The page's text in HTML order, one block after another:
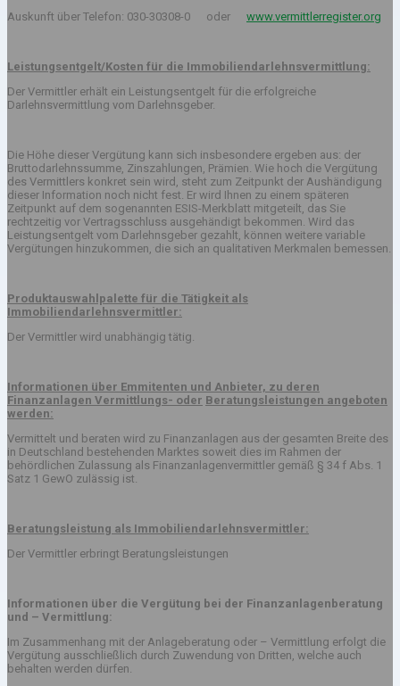
Auskunft über Telefon: 030-30308-0 oder www.vermittlerregister.org
Leistungsentgelt/Kosten für die Immobiliendarlehnsvermittlung:
Der Vermittler erhält ein Leistungsentgelt für die erfolgreiche
Darlehnsvermittlung vom Darlehnsgeber.
Die Höhe dieser Vergütung kann sich insbesondere ergeben aus: der
Bruttodarlehnssumme, Zinszahlungen, Prämien. Wie hoch die Vergütung
des Vermittlers konkret sein wird, steht zum Zeitpunkt der Aushändigung
dieser Information noch nicht fest. Er wird Ihnen zu einem späteren
Zeitpunkt auf dem sogenannten ESIS-Merkblatt mitgeteilt, das Sie
rechtzeitig vor Vertragsschluss ausgehändigt bekommen. Wird das
Leistungsentgelt vom Darlehnsgeber gezahlt, können weitere variable
Vergütungen hinzukommen, die sich an qualitativen Merkmalen bemessen.
Produktauswahlpalette für die Tätigkeit als
Immobiliendarlehnsvermittler:
Der Vermittler wird unabhängig tätig.
Informationen über Emmitenten und Anbieter, zu deren
Finanzanlagen Vermittlungs- oder Beratungsleistungen angeboten
werden:
Vermittelt und beraten wird zu Finanzanlagen aus der gesamten Breite des
in Deutschland bestehenden Marktes soweit dies im Rahmen der
behördlichen Zulassung als Finanzanlagenvermittler gemäß § 34 f Abs. 1
Satz 1 GewO zulässig ist.
Beratungsleistung als Immobiliendarlehnsvermittler:
Der Vermittler erbringt Beratungsleistungen
Informationen über die Vergütung bei der Finanzanlagenberatung
und – Vermittlung:
Im Zusammenhang mit der Anlageberatung oder – Vermittlung erfolgt die
Vergütung ausschließlich durch Zuwendung von Dritten, welche auch
behalten werden dürfen.